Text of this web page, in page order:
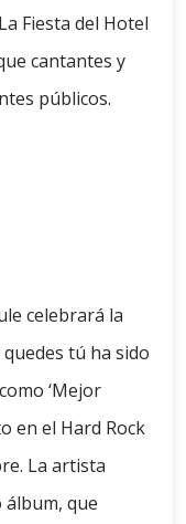
Fiesta del Hotel
cantantes y
públicos.
celebrará la
tú ha sido
‘Mejor
en el Hard Rock
La artista
que